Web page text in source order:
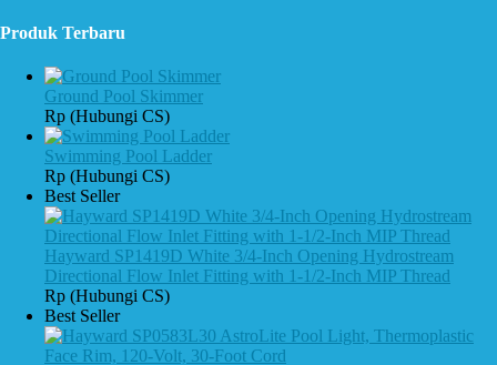
Produk Terbaru
Ground Pool Skimmer
Rp (Hubungi CS)
Swimming Pool Ladder
Rp (Hubungi CS)
Best Seller
Hayward SP1419D White 3/4-Inch Opening Hydrostream
Directional Flow Inlet Fitting with 1-1/2-Inch MIP Thread
Rp (Hubungi CS)
Best Seller